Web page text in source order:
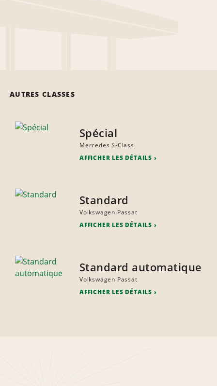
AUTRES CLASSES
Spécial
Mercedes S-Class
AFFICHER LES DÉTAILS
Standard
Volkswagen Passat
AFFICHER LES DÉTAILS
Standard automatique
Volkswagen Passat
AFFICHER LES DÉTAILS